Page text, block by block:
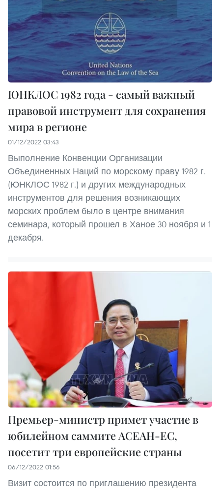
ЮНКЛОС 1982 года - самый важный
правовой инструмент для сохранения
мира в регионе
01/12/2022 03:43
Выполнение Конвенции Организации
Объединенных Наций по морскому праву 1982 г.
(ЮНКЛОС 1982 г.) и других международных
инструментов для решения возникающих
морских проблем было в центре внимания
семинара, который прошел в Ханое 30 ноября и 1
декабря.
Премьер-министр примет участие в
юбилейном саммите АСЕАН-ЕС,
посетит три европейские страны
06/12/2022 01:56
Визит состоится по приглашению президента